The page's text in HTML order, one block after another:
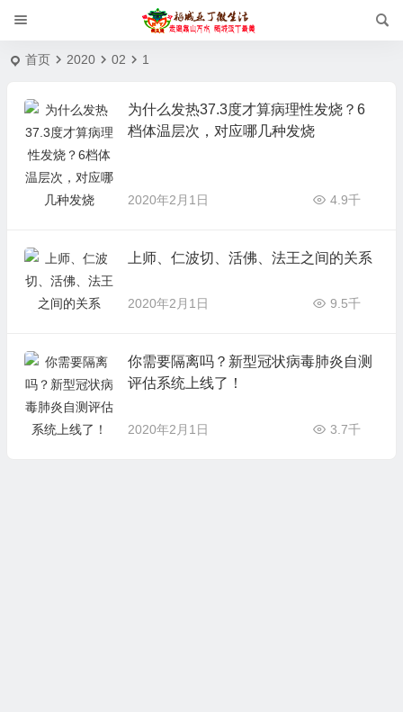
首页 2020 02 1
为什么发热37.3度才算病理性发烧？6
档体温层次，对应哪几种发烧
2020年2月1日 4.9千
上师、仁波切、活佛、法王之间的关系
2020年2月1日 9.5千
你需要隔离吗？新型冠状病毒肺炎自测
评估系统上线了！
2020年2月1日 3.7千